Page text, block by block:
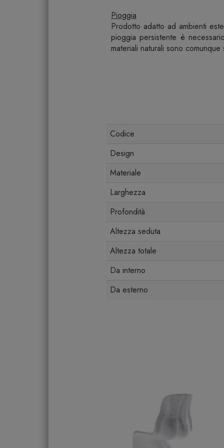
Pioggia
Prodotto adatto ad ambienti
pioggia persistente è
materiali naturali sono
Codice
Design
Materiale
Larghezza
Profondità
Altezza seduta
Altezza totale
Da interno
Da esterno